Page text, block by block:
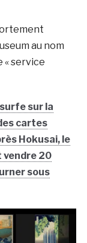
au nom
« service
sur la
cartes
Hokusai, le
vendre 20
sous